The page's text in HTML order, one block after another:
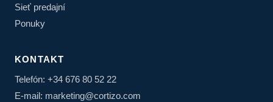
Sieť predajní
Ponuky
KONTAKT
Telefón: +34 676 80 52 22
E-mail: marketing@cortizo.com